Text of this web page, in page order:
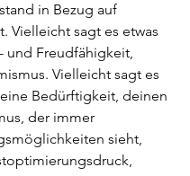
in Bezug auf
Vielleicht sagt es etwas
und Freudfähigkeit,
Vielleicht sagt es
Bedürftigkeit, deinen
der immer
sieht,